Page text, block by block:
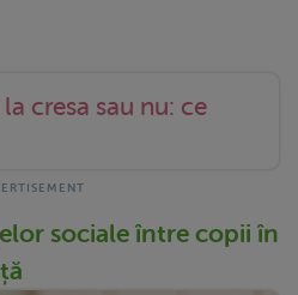
cresa sau nu: ce
sociale între copii în